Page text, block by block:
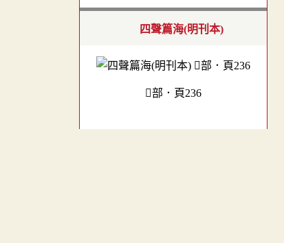
四聲篇海(明刊本)
部．頁236